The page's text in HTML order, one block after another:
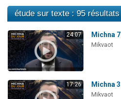
étude sur texte : 95 résultats
24:07 Michna 7
Mikvaot
17:26 Michna 3
Mikvaot